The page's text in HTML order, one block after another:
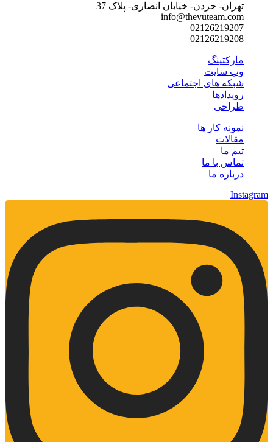
تهران- جردن- خیابان انصاری- پلاک 37
info@thevuteam.com
02126219207
02126219208
مارکتینگ
وب سایت
شبکه های اجتماعی
رویدادها
طراحی
نمونه کار ها
مقالات
تیم ما
تماس با ما
درباره ما
Instagram